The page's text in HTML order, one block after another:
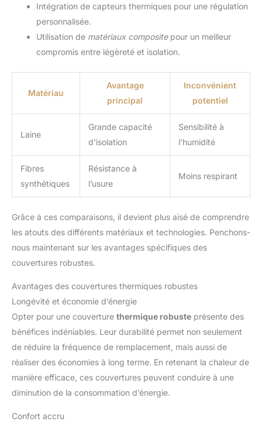
Intégration de capteurs thermiques pour une régulation
personnalisée.
Utilisation de matériaux compositepour un meilleur
compromis entre légèreté et isolation.
Matériau
Avantage
principal
Inconvénient
potentiel
Laine
Grande capacité
d’isolation
Sensibilité à
l’humidité
Fibres
synthétiques
Résistance à
l’usure
Moins respirant
Grâce à ces comparaisons, il devient plus aisé de comprendre
les atouts des différents matériaux et technologies. Penchons-
nous maintenant sur les avantages spécifiques des
couvertures robustes.
Avantages des couvertures thermiques robustes
Longévité et économie d’énergie
Opter pour une couverture thermique robuste présente des
bénéfices indéniables. Leur durabilité permet non seulement
de réduire la fréquence de remplacement, mais aussi de
réaliser des économies à long terme. En retenant la chaleur de
manière efficace, ces couvertures peuvent conduire à une
diminution de la consommation d’énergie.
Confort accru